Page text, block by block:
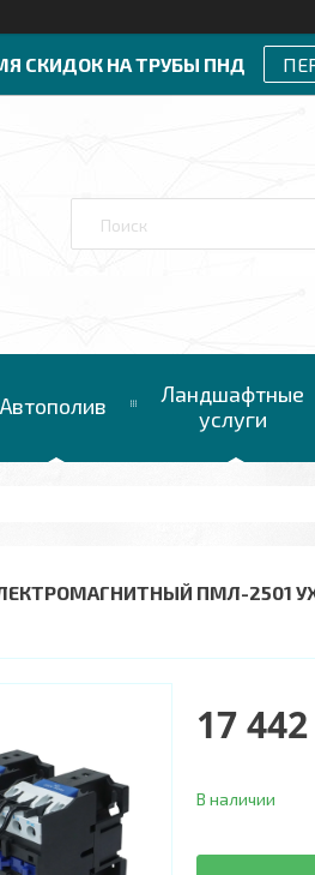
СКИДОК НА ТРУБЫ ПНД
Автополив
Ландшафтные
услуги
ПМЛ-2501
17
В наличии